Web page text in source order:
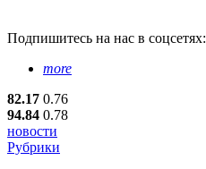
Подпишитесь на нас в соцсетях:
more
82.17 0.76
94.84 0.78
новости
Рубрики